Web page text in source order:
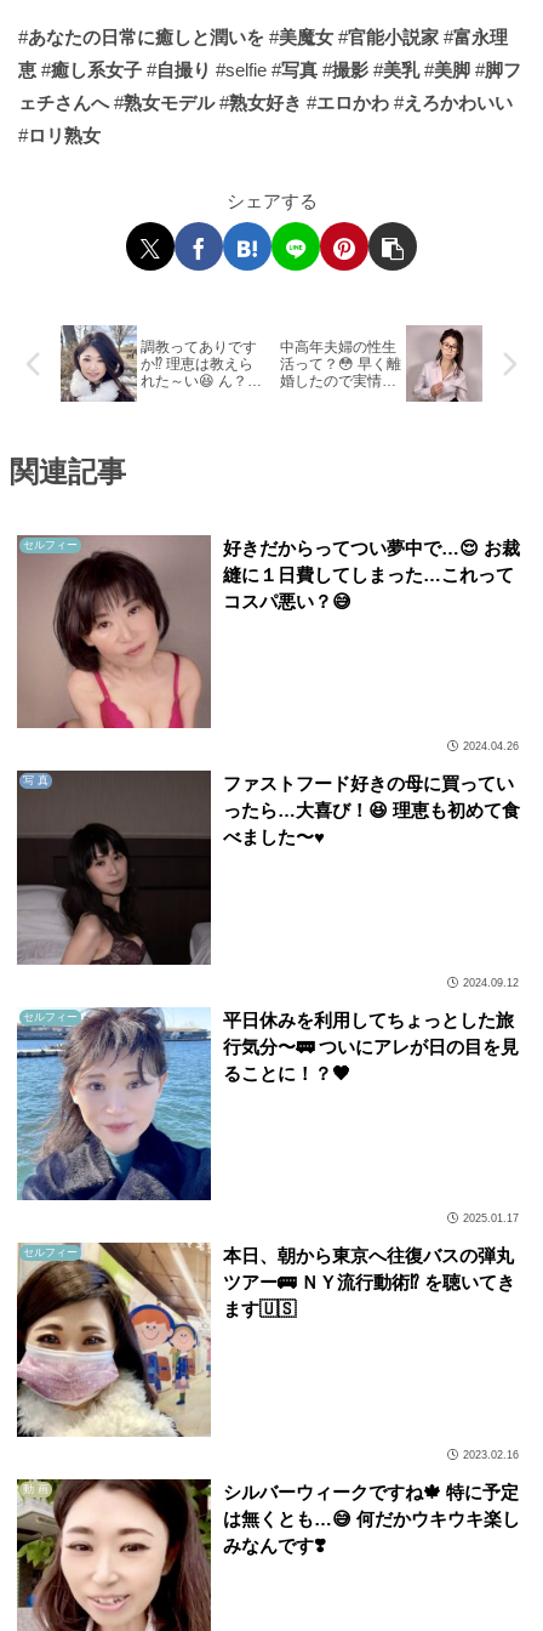
#あなたの日常に癒しと潤いを #美魔女 #官能小説家 #富永理
恵 #癒し系女子 #自撮り #selfie #写真 #撮影 #美乳#美脚 #脚フ
ェチさんへ#熟女モデル#熟女好き #エロかわ #えろかわいい
#ロリ熟女
シェアする
調教ってありです
か⁉️ 理恵は教えら
れた～い😆 ん？ま
中高年夫婦の性生
活って？😳 早く離
婚したので実情が
関連記事
セルフィー
好きだからってつい夢中で…😌 お裁
縫に１日費してしまった…これって
コスパ悪い？😅
2024.04.26
写 真
ファストフード好きの母に買ってい
ったら…大喜び！😆 理恵も初めて食
べました〜♥️
2024.09.12
セルフィー
平日休みを利用してちょっとした旅
行気分〜🚃 ついにアレが日の目を見
ることに！？🖤
2025.01.17
セルフィー
本日、朝から東京へ往復バスの弾丸
ツアー🚌 ＮＹ流行動術⁉️ を聴いてき
ます🇺🇸
2023.02.16
動 画
シルバーウィークですね🍁 特に予定
は無くとも…😅 何だかウキウキ楽し
みなんです❣️